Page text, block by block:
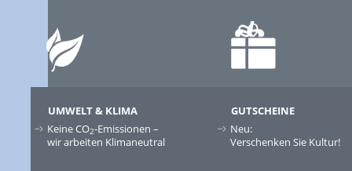
UMWELT & KLIMA
Keine CO2-Emissionen –
wir arbeiten Klimaneutral
GUTSCHEINE
Neu:
Verschenken Sie Kultur!